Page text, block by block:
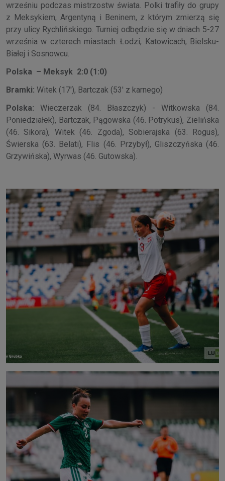
wrześniu podczas mistrzostw świata. Polki trafiły do grupy
z Meksykiem, Argentyną i Beninem, z którym zmierzą się
przy ulicy Rychlińskiego. Turniej odbędzie się w dniach 5-27
września w czterech miastach: Łodzi, Katowicach, Bielsku-
Białej i Sosnowcu.
Polska – Meksyk 2:0 (1:0)
Bramki: Witek (17'), Bartczak (53' z karnego)
Polska: Wieczerzak (84. Błaszczyk) - Witkowska (84.
Poniedziałek), Bartczak, Pągowska (46. Potrykus), Zielińska
(46. Sikora), Witek (46. Zgoda), Sobierajska (63. Rogus),
Świerska (63. Belati), Flis (46. Przybył), Gliszczyńska (46.
Grzywińska), Wyrwas (46. Gutowska).